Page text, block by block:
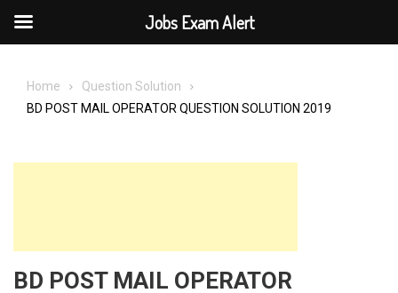
Home
Question Solution
BD POST MAIL OPERATOR QUESTION SOLUTION 2019
BD POST MAIL OPERATOR
Jobs Exam Alert